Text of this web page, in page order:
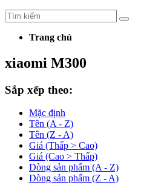
Trang chủ
xiaomi M300
Sắp xếp theo:
Mặc định
Tên (A - Z)
Tên (Z - A)
Giá (Thấp > Cao)
Giá (Cao > Thấp)
Dòng sản phẩm (A - Z)
Dòng sản phẩm (Z - A)